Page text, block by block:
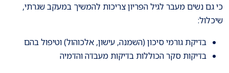
כי גם נשים מעבר לגיל הפריון צריכות להמשיך במעקב שגרתי,
שיכלול:
בדיקת גורמי סיכון (השמנה, עישון, אלכוהול) וטיפול בהם
בדיקות סקר הכוללות בדיקות מעבדה והדמיה